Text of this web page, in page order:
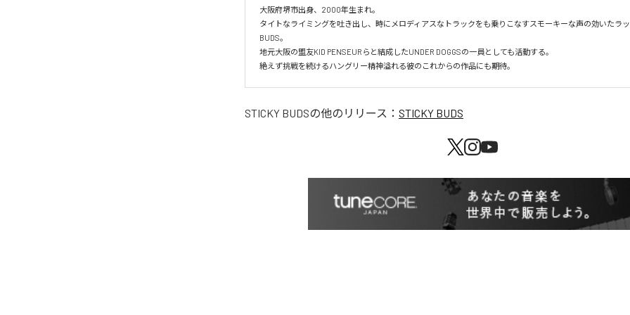
大阪府堺市出身、2000年生まれ。
タイトなライミングを吐き出し、時にメロディアスなトラックをも乗りこなすスモーキーな声の効いたラ
BUDS。
地元大阪の盟友KID PENSEURらと結成したUNDER DOGGSの一員としても活動する。
絶えず挑戦を続けるハングリー精神溢れる彼のこれからの作品にも期待。
STICKY BUDSの他のリリース： STICKY BUDS